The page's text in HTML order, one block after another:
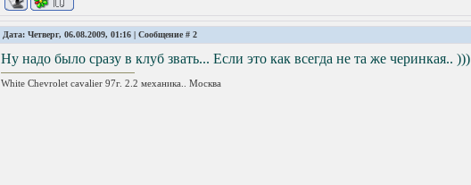
Дата: Четверг, 06.08.2009, 01:16 | Сообщение # 2
Ну надо было сразу в клуб звать... Если это как всегда не та же черинкая.. )))
White Chevrolet cavalier 97г. 2.2 механика.. Москва